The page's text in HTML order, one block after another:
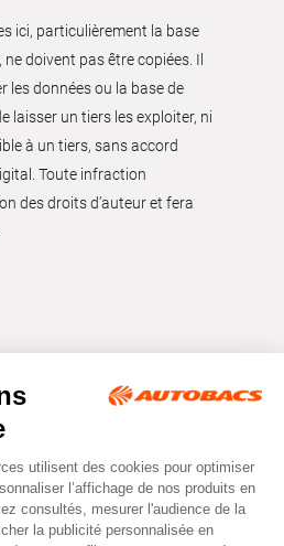
ici, particulièrement la base
doivent pas être copiées. Il
les données ou la base de
laisser un tiers les exploiter, ni
à un tiers, sans accord
Toute infraction
des droits d’auteur et fera
© Autobacs
RGPD